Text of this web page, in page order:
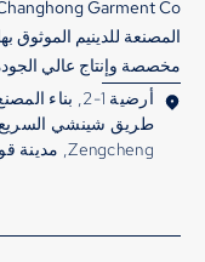
مخصصة وإنتاج عالي الجودة
Zengcheng, مدينة قوانغتشو, الصين.